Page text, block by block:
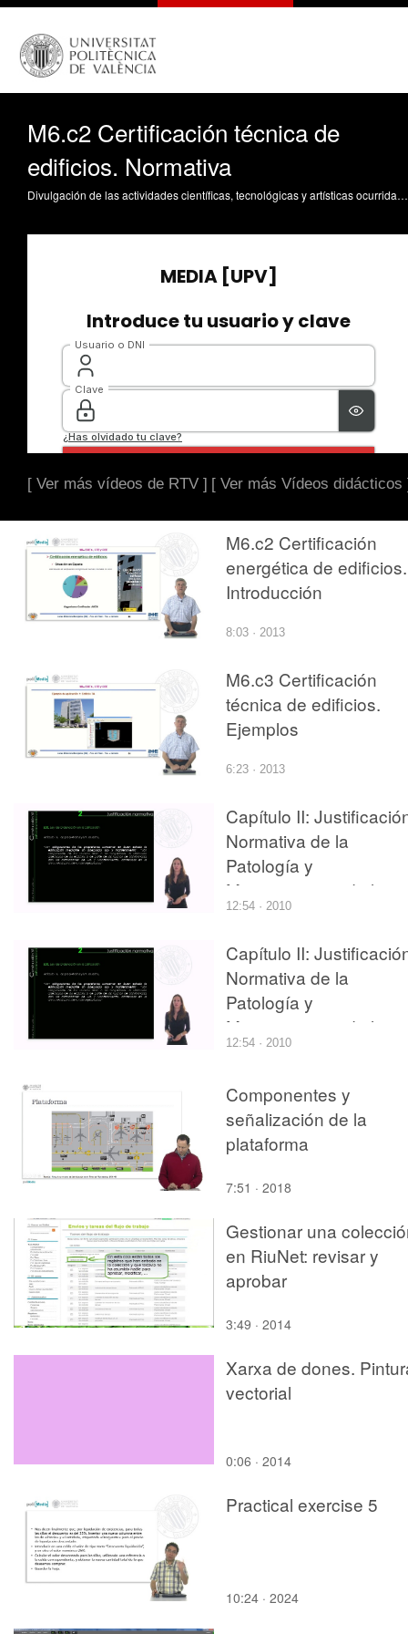
M6.c2 Certificación técnica de
edificios. Normativa
Divulgación de las actividades científicas, tecnológicas y artísticas ocurridas en los tres campus de la UPV
[ Ver más vídeos de RTV ] [ Ver más Vídeos didácticos
M6.c2 Certificación
energética de edificios.
Introducción
8:03 · 2013
M6.c3 Certificación
técnica de edificios.
Ejemplos
6:23 · 2013
Capítulo II:
Normativa de la
Patología y
Mantenimiento de los
edificios
12:54 · 2010
Capítulo II:
Normativa de la
Patología y
Mantenimiento de los
edificios
12:54 · 2010
Componentes y
señalización de la
plataforma
7:51 · 2018
Gestionar una
en RiuNet: revisar y
aprobar
3:49 · 2014
Xarxa de dones.
vectorial
0:06 · 2014
Practical exercise 5
10:24 · 2024